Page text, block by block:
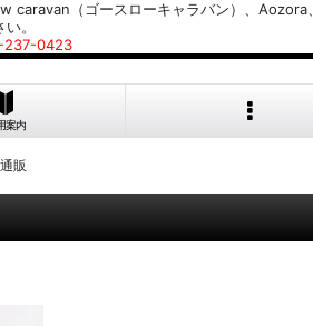
（ゴースローキャラバン）、Aozora
。
237-0423
案内
販